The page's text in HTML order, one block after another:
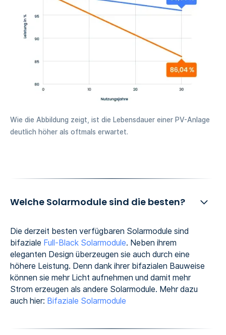
Wie die Abbildung zeigt, ist die Lebensdauer einer PV-Anlage
deutlich höher als oftmals erwartet.
Welche Solarmodule sind die besten?
Die derzeit besten verfügbaren Solarmodule sind
bifaziale Full-Black Solarmodule. Neben ihrem
eleganten Design überzeugen sie auch durch eine
höhere Leistung. Denn dank ihrer bifazialen Bauweise
können sie mehr Licht aufnehmen und damit mehr
Strom erzeugen als andere Solarmodule. Mehr dazu
auch hier: Bifaziale Solarmodule